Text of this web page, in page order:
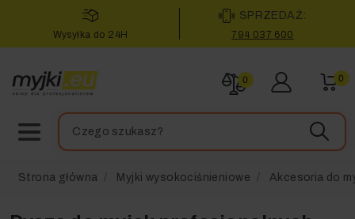
Wysyłka do 24H
SPRZEDAŻ:
794 037 600
0 0
Strona główna Myjki wysokociśnieniowe Akcesoria do